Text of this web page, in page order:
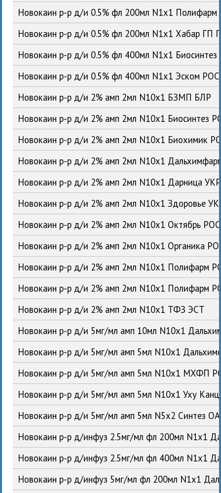
Новокаин р-р д/и 0.5% фл 200мл N1x1
Новокаин р-р д/и 0.5% фл 200мл N1x1 Хабар ГП
Новокаин р-р д/и 0.5% фл 400мл N1x1
Новокаин р-р д/и 0.5% фл 400мл N1x1 Эском РОС
Новокаин р-р д/и 2% амп 2мл N10x1 БЗМП БЛР
Новокаин р-р д/и 2% амп 2мл N10x1 Биосинтез
Новокаин р-р д/и 2% амп 2мл N10x1 Биохимик
Новокаин р-р д/и 2% амп 2мл N10x1
Новокаин р-р д/и 2% амп 2мл N10x1 Дарница УКР
Новокаин р-р д/и 2% амп 2мл N10x1 Здоровье
Новокаин р-р д/и 2% амп 2мл N10x1 Октябрь РОС
Новокаин р-р д/и 2% амп 2мл N10x1 Органика
Новокаин р-р д/и 2% амп 2мл N10x1 Полифарм
Новокаин р-р д/и 2% амп 2мл N10x1 Полифарм
Новокаин р-р д/и 2% амп 2мл N10x1 ТФЗ ЭСТ
Новокаин р-р д/и 5мг/мл амп 10мл N10x1
Новокаин р-р д/и 5мг/мл амп 5мл N10x1
Новокаин р-р д/и 5мг/мл амп 5мл N10x1 МХФП
Новокаин р-р д/и 5мг/мл амп 5мл N10x1 Уху
Новокаин р-р д/и 5мг/мл амп 5мл N5x2 Синтез
Новокаин р-р д/инфуз 2.5мг/мл фл 200мл N1x1
Новокаин р-р д/инфуз 2.5мг/мл фл 400мл N1x1
Новокаин р-р д/инфуз 5мг/мл фл 200мл N1x1